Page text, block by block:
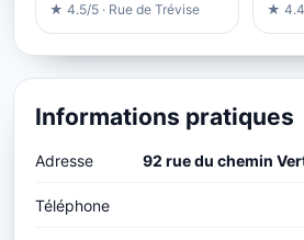
★ 4.5/5 · Rue de Trévise ★
Informations pratiques
Adresse 92 rue du chemin
Téléphone